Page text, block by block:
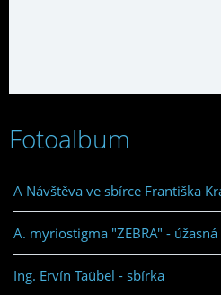
Fotoalbum
A Návštěva ve sbírce Františka
A. myriostigma "ZEBRA" -
Ing. Ervín Taübel - sbírka